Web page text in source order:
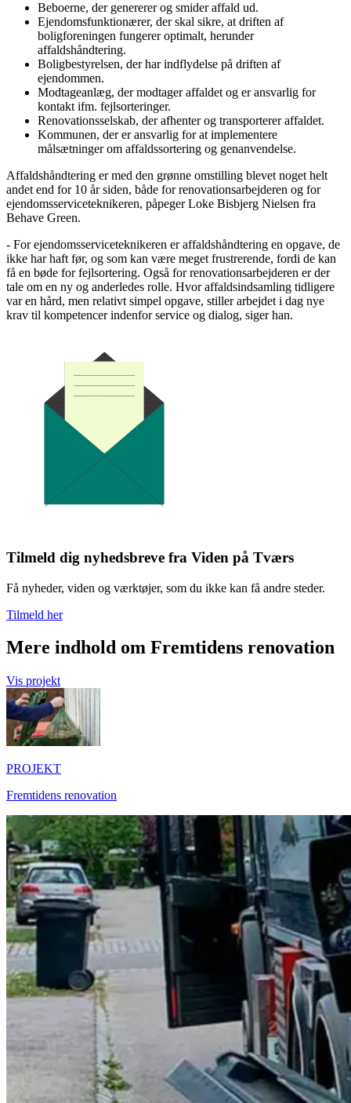
Beboerne, der genererer og smider affald ud.
Ejendomsfunktionærer, der skal sikre, at driften af
boligforeningen fungerer optimalt, herunder
affaldshåndtering.
Boligbestyrelsen, der har indflydelse på driften af
ejendommen.
Modtageanlæg, der modtager affaldet og er ansvarlig for
kontakt ifm. fejlsorteringer.
Renovationsselskab, der afhenter og transporterer affaldet.
Kommunen, der er ansvarlig for at implementere
målsætninger om affaldssortering og genanvendelse.
Affaldshåndtering er med den grønne omstilling blevet noget helt
andet end for 10 år siden, både for renovationsarbejderen og for
ejendomsserviceteknikeren, påpeger Loke Bisbjerg Nielsen fra
Behave Green.
- For ejendomsserviceteknikeren er affaldshåndtering en opgave, de
ikke har haft før, og som kan være meget frustrerende, fordi de kan
få en bøde for fejlsortering. Også for renovationsarbejderen er der
tale om en ny og anderledes rolle. Hvor affaldsindsamling tidligere
var en hård, men relativt simpel opgave, stiller arbejdet i dag nye
krav til kompetencer indenfor service og dialog, siger han.
Tilmeld dig nyhedsbreve fra Viden på Tværs
Få nyheder, viden og værktøjer, som du ikke kan få andre steder.
Tilmeld her
Mere indhold om Fremtidens renovation
Vis projekt
PROJEKT
Fremtidens renovation